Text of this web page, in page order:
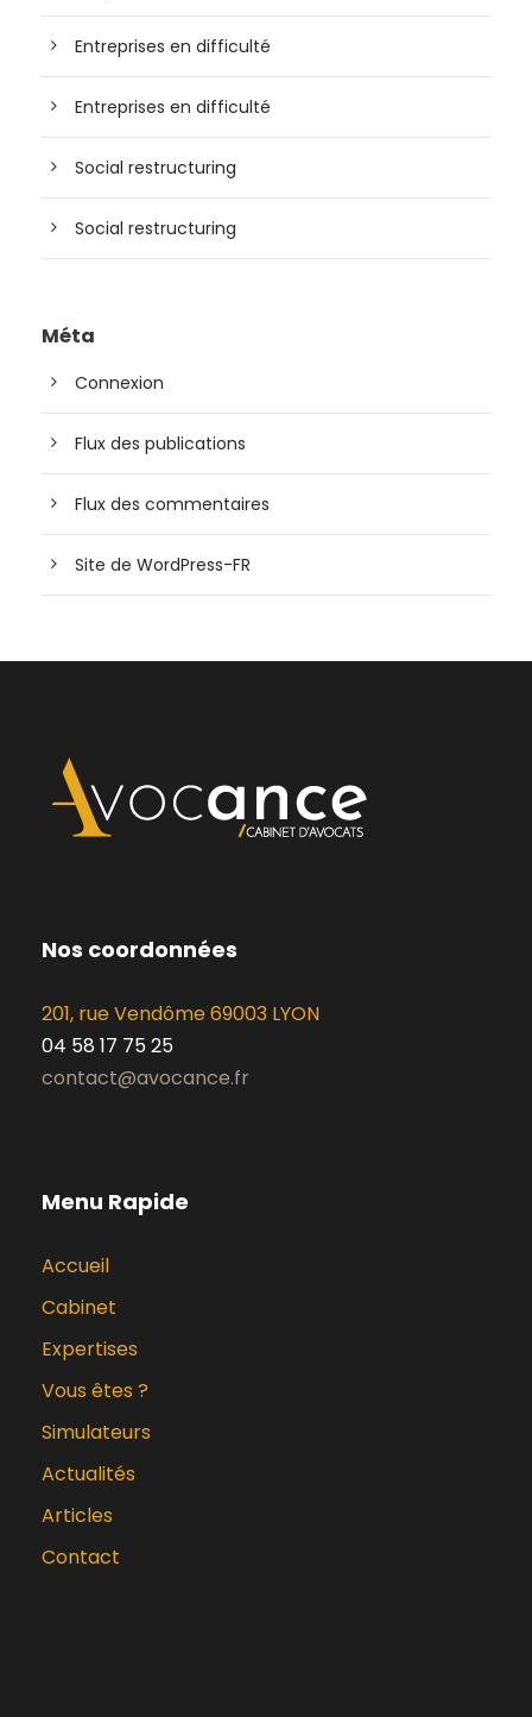
Entreprises en difficulté
Entreprises en difficulté
Social restructuring
Social restructuring
Méta
Connexion
Flux des publications
Flux des commentaires
Site de WordPress-FR
Nos coordonnées
201, rue Vendôme 69003 LYON
04 58 17 75 25
contact@avocance.fr
Menu Rapide
Accueil
Cabinet
Expertises
Vous êtes ?
Simulateurs
Actualités
Articles
Contact